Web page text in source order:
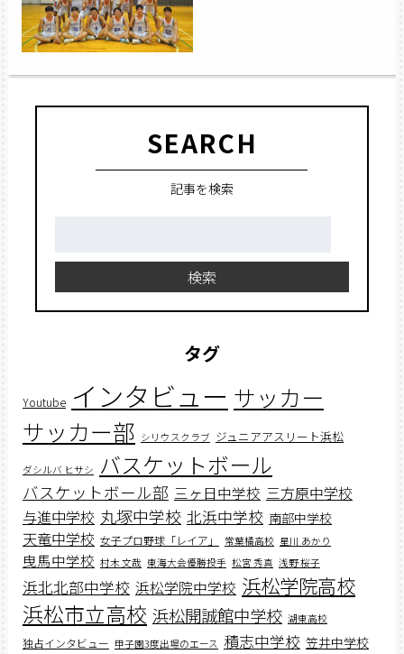
SEARCH
記事を検索
検索
タグ
Youtube インタビュー サッカー
サッカー部 シリウスクラブ ジュニアアスリート浜松
ダシルバ ヒサシ バスケットボール
バスケットボール部 三ヶ日中学校 三方原中学校
与進中学校 丸塚中学校 北浜中学校 南部中学校
天竜中学校 女子プロ野球「レイア」 常葉橘高校 星川 あかり
曳馬中学校 村木 文哉 東海大会優勝投手 松宮 秀真 浅野 桜子
浜北北部中学校 浜松学院中学校 浜松学院高校
浜松市立高校 浜松開誠館中学校 湖東高校
独占インタビュー 甲子園3度出場のエース 積志中学校 笠井中学校